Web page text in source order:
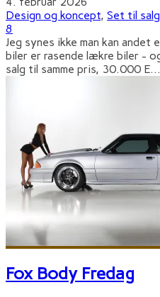
Design og koncept, Set til salg
8
Jeg synes ikke man kan
biler er rasende lækre biler -
salg til samme pris, 30.000 E...
Fox Body Fredag